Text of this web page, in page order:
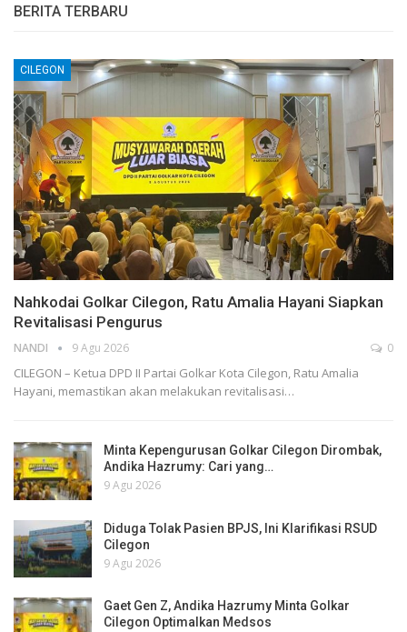
BERITA TERBARU
CILEGON
Nahkodai Golkar Cilegon, Ratu Amalia Hayani Siapkan
Revitalisasi Pengurus
NANDI 9 Agu 2026 0
CILEGON – Ketua DPD II Partai Golkar Kota Cilegon, Ratu Amalia
Hayani, memastikan akan melakukan revitalisasi…
Minta Kepengurusan Golkar Cilegon Dirombak,
Andika Hazrumy: Cari yang…
9 Agu 2026
Diduga Tolak Pasien BPJS, Ini Klarifikasi RSUD
Cilegon
9 Agu 2026
Gaet Gen Z, Andika Hazrumy Minta Golkar
Cilegon Optimalkan Medsos